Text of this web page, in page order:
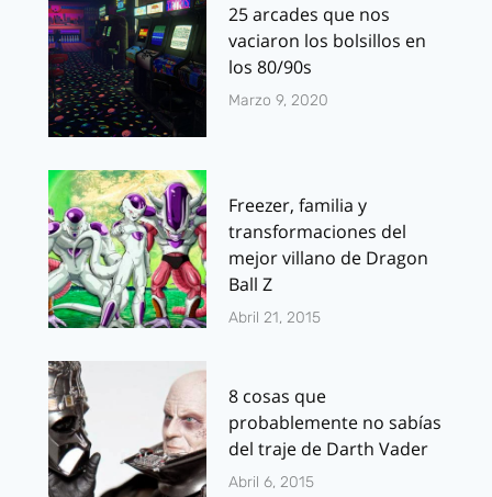
25 arcades que nos
vaciaron los bolsillos en
los 80/90s
Marzo 9, 2020
Freezer, familia y
transformaciones del
mejor villano de Dragon
Ball Z
Abril 21, 2015
8 cosas que
probablemente no sabías
del traje de Darth Vader
Abril 6, 2015